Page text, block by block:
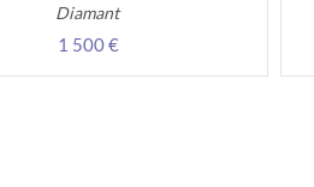
Diamant
1 500 €